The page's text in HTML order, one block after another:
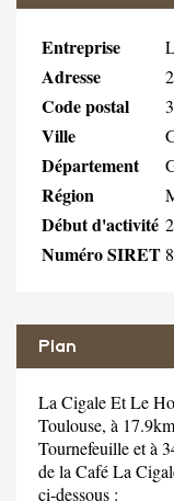
Entreprise
Adresse
Code postal
Ville
Département
Région
Début d'activité
Numéro SIRET
Plan
La Cigale Et Le
Toulouse, à
Tournefeuille et à
de la Café La
ci-dessous :